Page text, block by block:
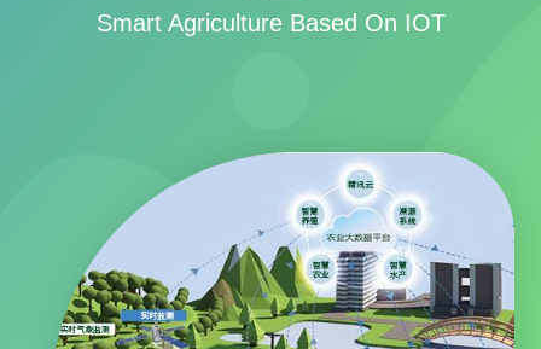
Smart Agriculture Based On IOT